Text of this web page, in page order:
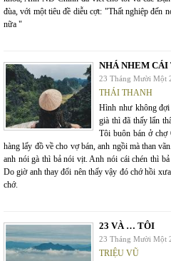
đùa, với một tiêu đề diễu cợt: "Thất nghiệp
nữa "
NHÁ NHEM
23 Tháng Mười Một
THÁI THANH
Hình như không đợi
già thì đã thấy lẩn
Tôi buôn bán ở chợ
hàng lấy đồ về cho vợ bán, anh ngồi mà than
anh nói gà thì bả nói vịt. Anh nói cái chén thì
Do giờ anh thay đổi nên thấy vậy đó chớ hồi
chớ.
23 VÀ … TÔI
23 Tháng Mười Một
TRIỆU VŨ